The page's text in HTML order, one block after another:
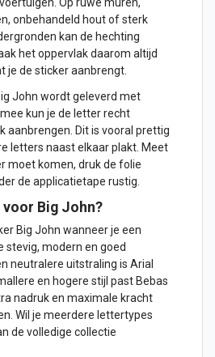
onbehandeld hout of sterk
kan de hechting
het oppervlak daarom altijd
je de sticker aanbrengt.
John wordt geleverd met
kun je de letter recht
aanbrengen. Dit is vooral prettig
letters naast elkaar plakt. Meet
moet komen, druk de folie
de applicatietape rustig.
voor Big John?
Big John wanneer je een
stevig, modern en goed
neutralere uitstraling is Arial
en hogere stijl past Bebas
nadruk en maximale kracht
Wil je meerdere lettertypes
de volledige collectie